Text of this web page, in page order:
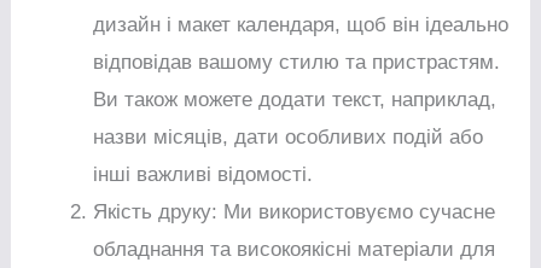
дизайн і макет календаря, щоб він ідеально
відповідав вашому стилю та пристрастям.
Ви також можете додати текст, наприклад,
назви місяців, дати особливих подій або
інші важливі відомості.
Якість друку: Ми використовуємо сучасне
обладнання та високоякісні матеріали для